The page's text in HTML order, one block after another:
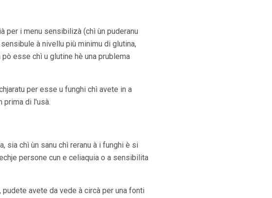
per i menu sensibilizà (chì ùn puderanu
à nivellu più minimu di glutina,
esse chì u glutine hè una prublema
per esse u funghi chì avete in a
prima di l'usà.
sia chì ùn sanu chì reranu à i funghi è si
persone cun e celiaquia o a sensibilita
avete da vede à circà per una fonti